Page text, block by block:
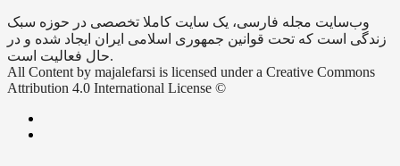
وب‌سایت مجله فارسی، یک سایت کاملا تخصصی در حوزه سبک
زندگی است که تحت قوانین جمهوری اسلامی ایران ایجاد شده و در
حال فعالیت است.
All Content by majalefarsi is licensed under a Creative Commons
Attribution 4.0 International License ©️